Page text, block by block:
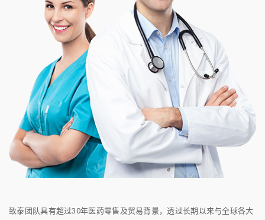
致泰团队具有超过30年医药零售及贸易背景，透过长期以来与全球各大